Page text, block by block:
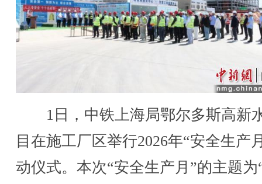
1日，中铁上海局鄂尔多斯高新
目在施工厂区举行2026年“安全生产
动仪式。本次“安全生产月”的主题为